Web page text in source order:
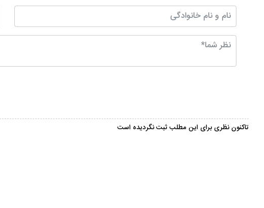
تاکنون نظری برای این مطلب ثبت نگردیده است